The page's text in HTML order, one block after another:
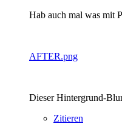
Hab auch mal was mit
AFTER.png
Dieser Hintergrund-
Zitieren